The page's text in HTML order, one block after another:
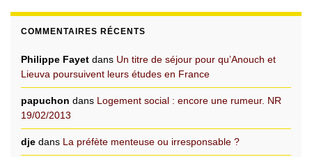
COMMENTAIRES RÉCENTS
Philippe Fayet dans Un titre de séjour pour qu’Anouch et
Lieuva poursuivent leurs études en France
papuchon dans Logement social : encore une rumeur. NR
19/02/2013
dje dans La préfète menteuse ou irresponsable ?